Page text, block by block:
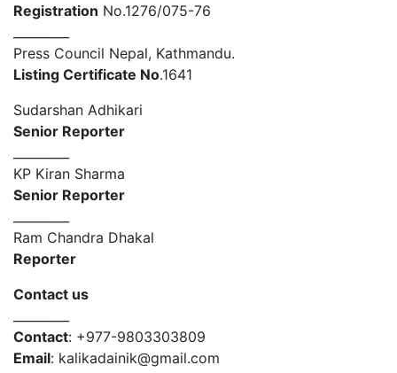
Registration No.1276/075-76
Press Council Nepal, Kathmandu.
Listing Certificate No.1641
Sudarshan Adhikari
Senior Reporter
KP Kiran Sharma
Senior Reporter
Ram Chandra Dhakal
Reporter
Contact us
Contact: +977-9803303809
Email: kalikadainik@gmail.com